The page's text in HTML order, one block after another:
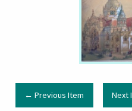
← Previous Item Next